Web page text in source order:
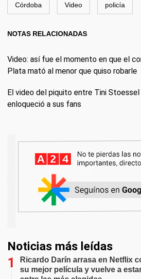
Córdoba Video policía
NOTAS RELACIONADAS
Video: así fue el momento en que el
Plata mató al menor que quiso robarle
El video del piquito entre Tini Stoessel
enloqueció a sus fans
Noticias más leídas
Ricardo Darín arrasa en Netflix
su mejor película y vuelve a